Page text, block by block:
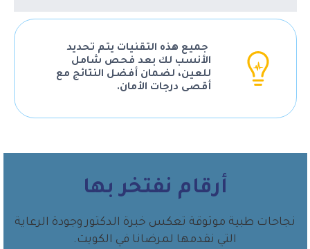
جميع هذه التقنيات يتم تحديد
الأنسب لك بعد فحص شامل
للعين، لضمان أفضل النتائج مع
أقصى درجات الأمان.
أرقام نفتخر بها
نجاحات طبية موثوقة تعكس خبرة الدكتور وجودة الرعاية
التي نقدمها لمرضانا في الكويت.